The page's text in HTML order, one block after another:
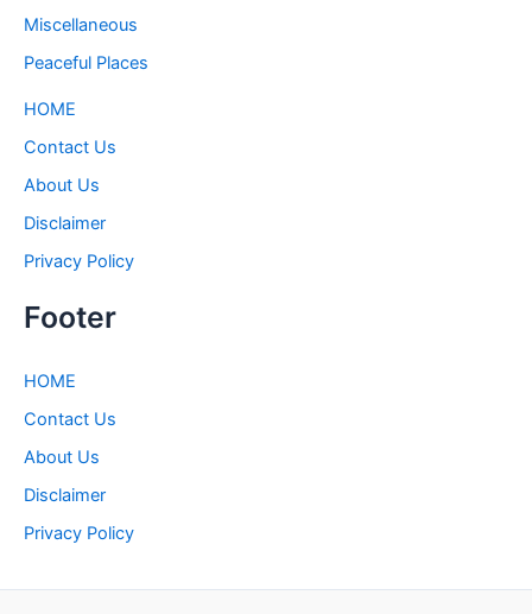
Miscellaneous
Peaceful Places
HOME
Contact Us
About Us
Disclaimer
Privacy Policy
Footer
HOME
Contact Us
About Us
Disclaimer
Privacy Policy